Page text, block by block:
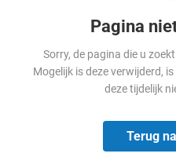
Pagina
Sorry, de pagina die u
Mogelijk is deze verwijderd,
deze tijdelijk
Terug